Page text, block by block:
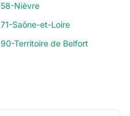
58-Nièvre
71-Saône-et-Loire
90-Territoire de Belfort